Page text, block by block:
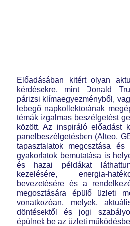
Előadásában kitért olyan
kérdésekre, mint Donald
párizsi klímaegyezményből,
lebegő napkollektorának
témák izgalmas beszélgetést
között. Az inspiráló előadást
panelbeszélgetésben (Alteo,
tapasztalatok megosztása és
gyakorlatok bemutatása is
és hazai példákat
kezelésére, energia-
bevezetésére és a
megosztására épülő üzleti
vonatkozóan, melyek,
döntésektől és jogi
épülnek be az üzleti